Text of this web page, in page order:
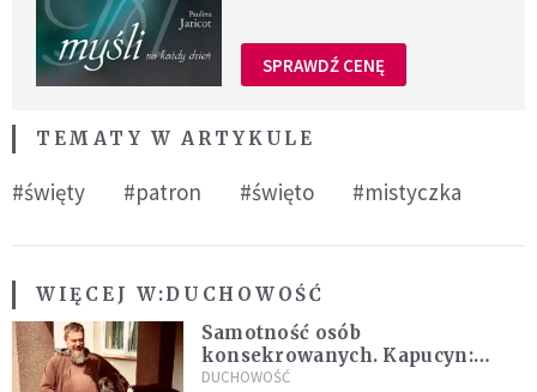
SPRAWDŹ CENĘ
TEMATY W ARTYKULE
#święty #patron #święto #mistyczka
WIĘCEJ W:DUCHOWOŚĆ
Samotność osób
konsekrowanych. Kapucyn:
Życie w pojedynkę rzadko jest
DUCHOWOŚĆ